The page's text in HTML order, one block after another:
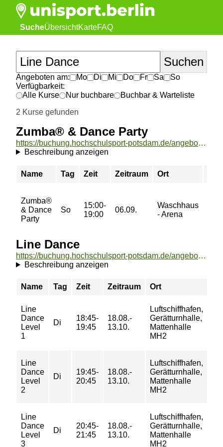
SucheÜbersichtKarteFAQ
Angeboten am: Mo Di Mi Do Fr Sa
So
Verfügbarkeit:
Alle Kurse
Nur buchbare
Buchbar & Warteliste
2 Kurse gefunden
Zumba® & Dance Party
https://buchung.hochschulsport-potsdam.de/angebote/aktueller_zeitraum/_Zumba___und__Dance_Party.html
Beschreibung anzeigen
Name Tag Zeit Zeitraum Ort
Zumba®
& Dance
Party
So
15:00-
19:00
06.09.
Waschhaus
- Arena
Line Dance
https://buchung.hochschulsport-potsdam.de/angebote/aktueller_zeitraum/_Line_Dance.html
Beschreibung anzeigen
Name Tag Zeit Zeitraum Ort
Line
Dance
Level
1
Di
18:45-
19:45
18.08.-
13.10.
Luftschiffhafen,
Gerätturnhalle,
Mattenhalle
MH2
Line
Dance
Level
2
Di
19:45-
20:45
18.08.-
13.10.
Luftschiffhafen,
Gerätturnhalle,
Mattenhalle
MH2
Line
Dance
Level
3
Di
20:45-
21:45
18.08.-
13.10.
Luftschiffhafen,
Gerätturnhalle,
Mattenhalle
MH2